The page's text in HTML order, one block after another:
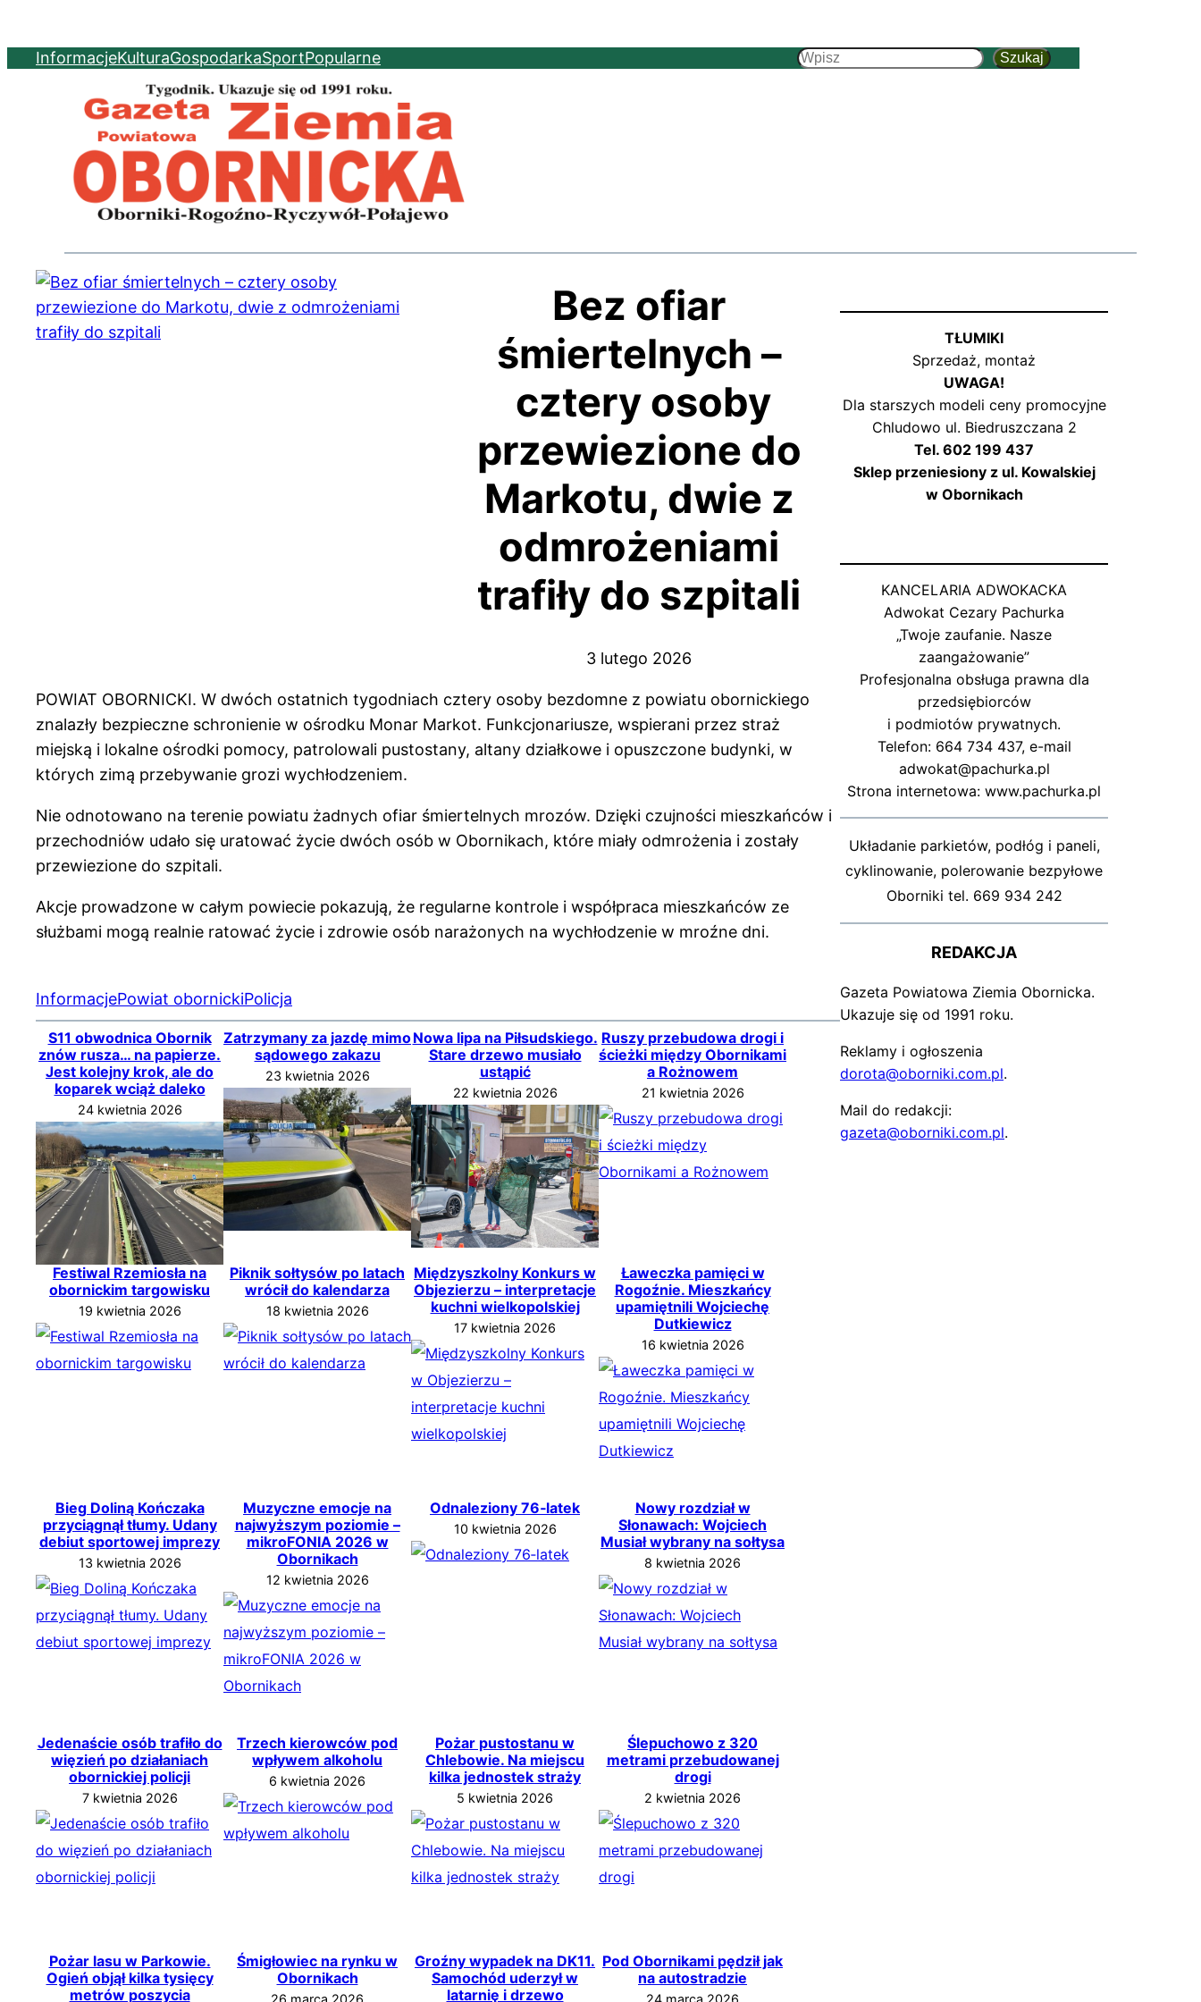
InformacjeKulturaGospodarkaSportPopularne
Szukaj
Szukaj
Bez ofiar
śmiertelnych –
cztery osoby
przewiezione do
Markotu, dwie z
odmrożeniami
trafiły do szpitali
3 lutego 2026
POWIAT OBORNICKI. W dwóch ostatnich tygodniach cztery osoby bezdomne z powiatu obornickiego
znalazły bezpieczne schronienie w ośrodku Monar Markot. Funkcjonariusze, wspierani przez straż
miejską i lokalne ośrodki pomocy, patrolowali pustostany, altany działkowe i opuszczone budynki, w
których zimą przebywanie grozi wychłodzeniem.
Nie odnotowano na terenie powiatu żadnych ofiar śmiertelnych mrozów. Dzięki czujności mieszkańców i
przechodniów udało się uratować życie dwóch osób w Obornikach, które miały odmrożenia i zostały
przewiezione do szpitali.
Akcje prowadzone w całym powiecie pokazują, że regularne kontrole i współpraca mieszkańców ze
służbami mogą realnie ratować życie i zdrowie osób narażonych na wychłodzenie w mroźne dni.
InformacjePowiat obornickiPolicja
S11 obwodnica Obornik
znów rusza… na papierze.
Jest kolejny krok, ale do
koparek wciąż daleko
24 kwietnia 2026
Zatrzymany za jazdę mimo
sądowego zakazu
23 kwietnia 2026
Nowa lipa na Piłsudskiego.
Stare drzewo musiało
ustąpić
22 kwietnia 2026
Ruszy przebudowa drogi i
ścieżki między Obornikami
a Rożnowem
21 kwietnia 2026
Festiwal Rzemiosła na
obornickim targowisku
19 kwietnia 2026
Piknik sołtysów po latach
wrócił do kalendarza
18 kwietnia 2026
Międzyszkolny Konkurs w
Objezierzu – interpretacje
kuchni wielkopolskiej
17 kwietnia 2026
Ławeczka pamięci w
Rogoźnie. Mieszkańcy
upamiętnili Wojciechę
Dutkiewicz
16 kwietnia 2026
Bieg Doliną Kończaka
przyciągnął tłumy. Udany
debiut sportowej imprezy
13 kwietnia 2026
Muzyczne emocje na
najwyższym poziomie –
mikroFONIA 2026 w
Obornikach
12 kwietnia 2026
Odnaleziony 76‑latek
10 kwietnia 2026
Nowy rozdział w
Słonawach: Wojciech
Musiał wybrany na sołtysa
8 kwietnia 2026
Jedenaście osób trafiło do
więzień po działaniach
obornickiej policji
7 kwietnia 2026
Trzech kierowców pod
wpływem alkoholu
6 kwietnia 2026
Pożar pustostanu w
Chlebowie. Na miejscu
kilka jednostek straży
5 kwietnia 2026
Ślepuchowo z 320
metrami przebudowanej
drogi
2 kwietnia 2026
Pożar lasu w Parkowie.
Ogień objął kilka tysięcy
metrów poszycia
Śmigłowiec na rynku w
Obornikach
26 marca 2026
Groźny wypadek na DK11.
Samochód uderzył w
latarnię i drzewo
Pod Obornikami pędził jak
na autostradzie
24 marca 2026
TŁUMIKI
Sprzedaż, montaż
UWAGA!
Dla starszych modeli ceny promocyjne
Chludowo ul. Biedruszczana 2
Tel. 602 199 437
Sklep przeniesiony z ul. Kowalskiej
w Obornikach
KANCELARIA ADWOKACKA
Adwokat Cezary Pachurka
„Twoje zaufanie. Nasze
zaangażowanie”
Profesjonalna obsługa prawna dla
przedsiębiorców
i podmiotów prywatnych.
Telefon: 664 734 437, e-mail
adwokat@pachurka.pl
Strona internetowa: www.pachurka.pl
Układanie parkietów, podłóg i paneli,
cyklinowanie, polerowanie bezpyłowe
Oborniki tel. 669 934 242
REDAKCJA
Gazeta Powiatowa Ziemia Obornicka.
Ukazuje się od 1991 roku.
Reklamy i ogłoszenia
dorota@oborniki.com.pl.
Mail do redakcji:
gazeta@oborniki.com.pl.